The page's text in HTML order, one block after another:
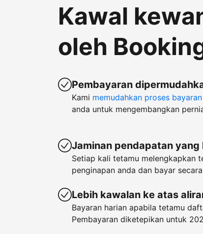
Kawal
oleh
Pembayaran
Kami memudahkan proses bayaran
anda untuk mengembangkan
Jaminan pendapatan yang
Setiap kali tetamu melengkapkan
penginapan anda dan bayar
Lebih kawalan ke atas
Bayaran harian apabila tetamu
Pembayaran diketepikan untuk